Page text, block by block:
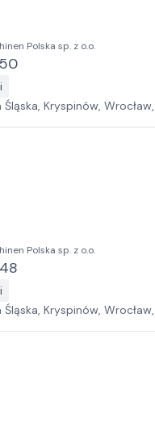
Polska sp. z o.o.
Śląska, Kryspinów,
Polska sp. z o.o.
Śląska, Kryspinów,